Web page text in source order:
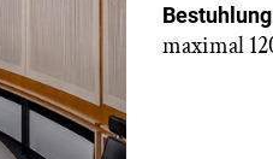
maximal